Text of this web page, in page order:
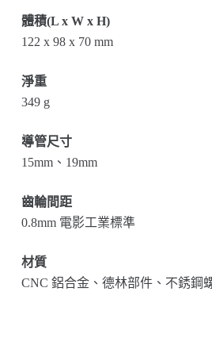
體積(L x W x H)
122 x 98 x 70 mm
淨重
349 g
導管尺寸
15mm、19mm
齒輪間距
0.8mm 電影工業標準
材質
CNC 鋁合金、德林部件、不銹鋼